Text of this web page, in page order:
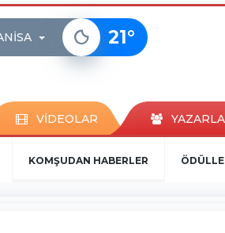
21°
VİDEOLAR
KOMŞUDAN HABERLER